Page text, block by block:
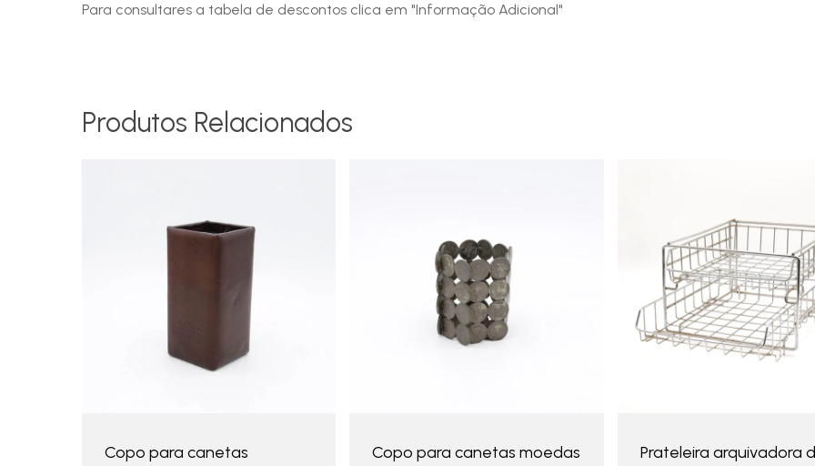
Para consultares a tabela de descontos clica em "Informação Adicional"
Produtos Relacionados
Copo para canetas Copo para canetas moedas Prateleira arquivadora